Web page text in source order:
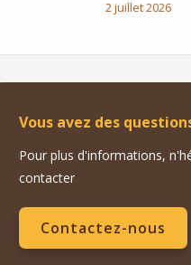
2 juillet 2026
Vous avez des
Pour plus d'informations,
contacter
Contactez-nous